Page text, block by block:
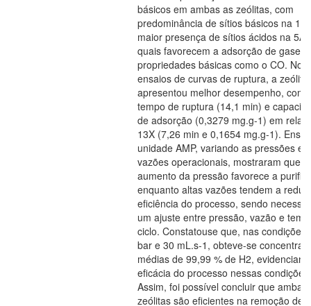
básicos em ambas as zeólitas, com
predominância de sítios básicos na
maior presença de sítios ácidos na 5A,
quais favorecem a adsorção de gases
propriedades básicas como o CO. Nos
ensaios de curvas de ruptura, a zeólita
apresentou melhor desempenho, com
tempo de ruptura (14,1 min) e
de adsorção (0,3279 mg.g-1) em
13X (7,26 min e 0,1654 mg.g-1).
unidade AMP, variando as pressões e
vazões operacionais, mostraram que o
aumento da pressão favorece a
enquanto altas vazões tendem a
eficiência do processo, sendo
um ajuste entre pressão, vazão e
ciclo. Constatouse que, nas condições
bar e 30 mL.s-1, obteve-se
médias de 99,99 % de H2,
eficácia do processo nessas condições.
Assim, foi possível concluir que ambas
zeólitas são eficientes na remoção de